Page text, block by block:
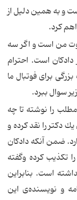
و به همین دلیل از
كرد.
من است و اگر سه
دادكان است. احترام
برای فوتبال ما
سوال ببرد.
را نوشته تا چه
دكتر را نقد كرده و
ضمن آنكه دادكان
تكذیب كرده وگفته
است. بنابراین
و نویسنده‌ی این